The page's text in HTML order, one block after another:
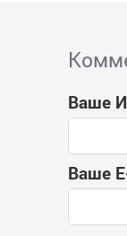
Ваше
Ваше